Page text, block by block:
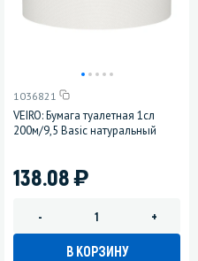
1036821
VEIRO: Бумага туалетная 1сл
200м/9,5 Basic натуральный
138.08)
- +
В КОРЗИНУ